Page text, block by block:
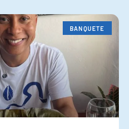
BANQUETE